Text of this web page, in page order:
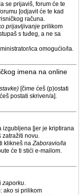
se prijaviš, forum će te
[odjavit će te kad
računa.
prijavljivanje prilikom
s tuđeg, a ne sa
ica omogućio/la.
imena na online
[čime ćeš (p)ostati
postati skriven/a].
izgubljena [jer je kriptirana
zatražiti novu.
klikneš naZaboravio/la
će ti stići e-mailom.
i zaporku.
ako si prilikom